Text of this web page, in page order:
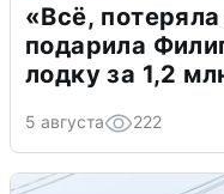
«Всё,
подарила
лодку за 1,2
5 августа 222